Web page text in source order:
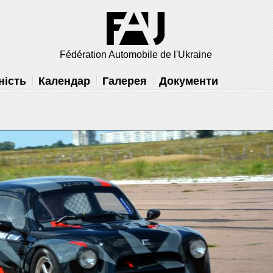
Fédération Automobile de l'Ukraine
Календар Галерея Документи